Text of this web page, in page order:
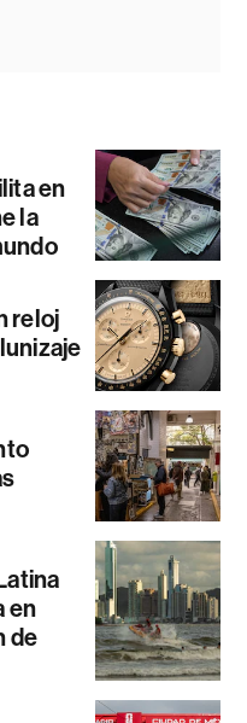
en
la
reloj
en
de